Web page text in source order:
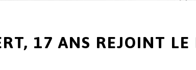
17 ANS REJOINT LE